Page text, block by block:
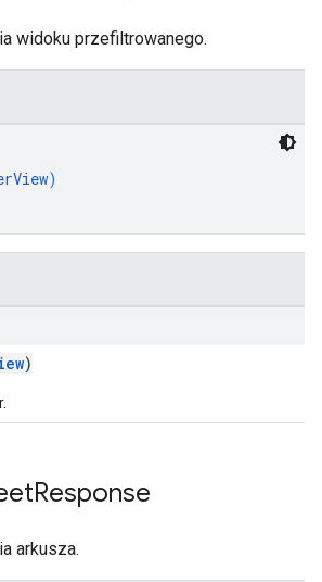
widoku przefiltrowanego.
)
)
Response
arkusza.